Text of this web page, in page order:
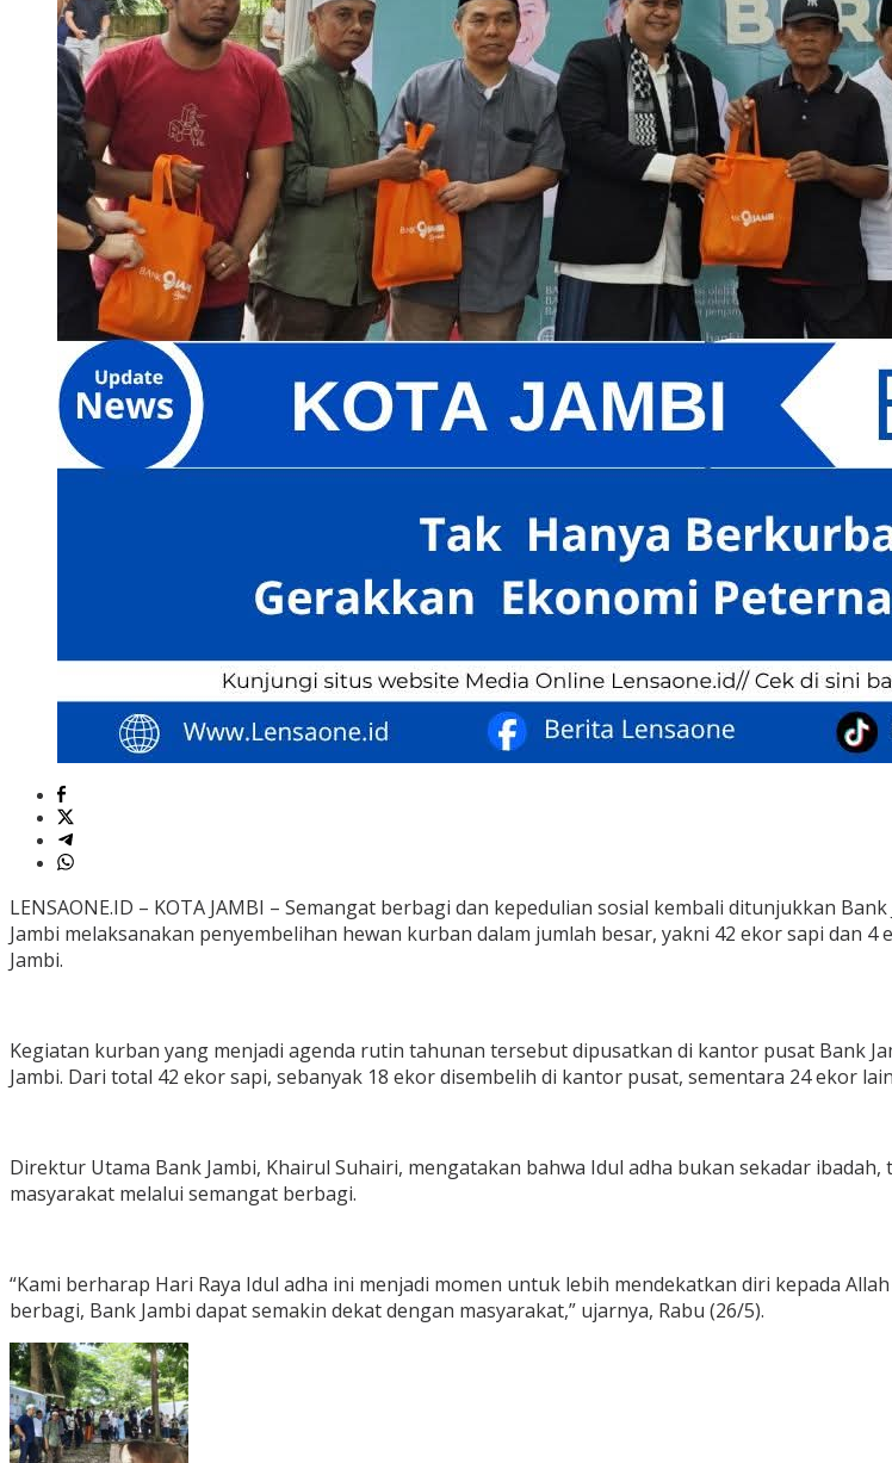
LENSAONE.ID – KOTA JAMBI – Semangat berbagi dan kepedulian sosial kembali ditunjukkan
Jambi melaksanakan penyembelihan hewan kurban dalam jumlah besar, yakni 42 ekor sapi dan
Jambi.
Kegiatan kurban yang menjadi agenda rutin tahunan tersebut dipusatkan di kantor pusat Bank
Jambi. Dari total 42 ekor sapi, sebanyak 18 ekor disembelih di kantor pusat, sementara 24 ekor
Direktur Utama Bank Jambi, Khairul Suhairi, mengatakan bahwa Idul adha bukan sekadar
masyarakat melalui semangat berbagi.
“Kami berharap Hari Raya Idul adha ini menjadi momen untuk lebih mendekatkan diri kepada
berbagi, Bank Jambi dapat semakin dekat dengan masyarakat,” ujarnya, Rabu (26/5).